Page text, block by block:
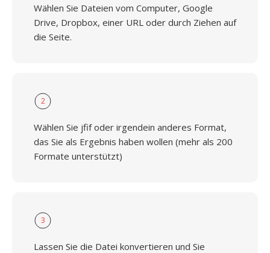
Wählen Sie Dateien vom Computer, Google
Drive, Dropbox, einer URL oder durch Ziehen auf
die Seite.
2
Wählen Sie jfif oder irgendein anderes Format,
das Sie als Ergebnis haben wollen (mehr als 200
Formate unterstützt)
3
Lassen Sie die Datei konvertieren und Sie